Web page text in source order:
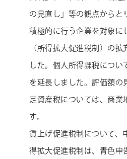
の見直し」等の観点からと
積極的に行う企業を対象に
（所得拡大促進税制）の拡
した。個人所得課税につい
を延長しました。評価額の
定資産税については、商業
す。
賃上げ促進税制について、
得拡大促進税制は、青色申